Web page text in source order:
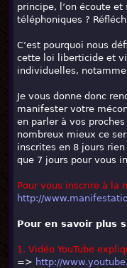
principe, l’on écoute
téléphoniques ?
C’est pourquoi nous
cette loi liberticide et
individuelles,
Je vous donne donc
manifester votre
en parler à vos
nombreux mieux ce
inscrites en 8 jours
que 7 jours pour vous
Pour vous inscrire à la
http://
Pour en savoir plus
1. Vidéo YouTube
=> http://